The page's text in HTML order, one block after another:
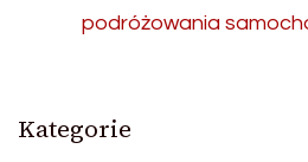
podróżowania
Kategorie